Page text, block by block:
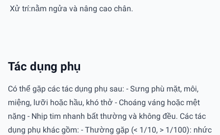
Xử trí:nằm ngửa và nâng cao chân.
Tác dụng phụ
Có thể gặp các tác dụng phụ sau: - Sưng phù mặt, môi,
miệng, lưỡi hoặc hầu, khó thở - Choáng váng hoặc mệt
nặng - Nhịp tim nhanh bất thường và không đều. Các tác
dụng phụ khác gồm: - Thường gặp (< 1/10, > 1/100): nhức